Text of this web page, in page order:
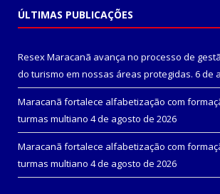
ÚLTIMAS PUBLICAÇÕES
Resex Maracanã avança no processo de
do turismo em nossas áreas protegidas. 6 de
Maracanã fortalece alfabetização com
turmas multiano 4 de agosto de 2026
Maracanã fortalece alfabetização com
turmas multiano 4 de agosto de 2026